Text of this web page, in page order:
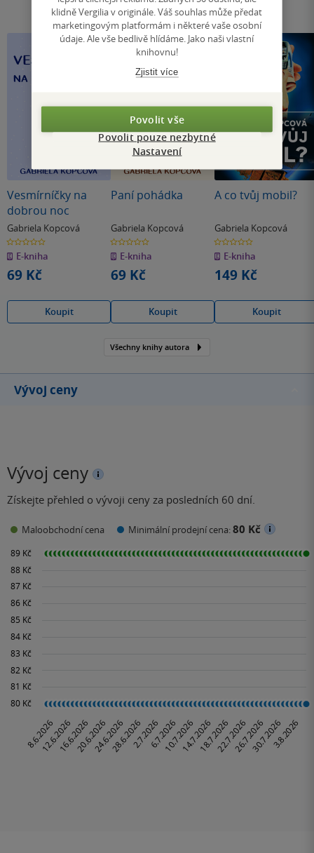
Vesmírníčky na
dobrou noc
Gabriela Kopcová
0.0
z
5
hvězdiček
E-kniha
69 Kč
Koupit
Paní pohádka
Gabriela Kopcová
0.0
z
5
hvězdiček
E-kniha
69 Kč
Koupit
A co tvůj mobil?
Gabriela Kopcová
0.0
z
5
hvězdiček
E-kniha
149 Kč
Koupit
Všechny knihy autora
Vývoj ceny
Vývoj ceny
Získejte přehled o vývoji ceny za posledních 60 dní.
Maloobchodní cena Minimální prodejní cena:80 Kč
klidně Vergilia v originále. Váš souhlas může předat
marketingovým platformám i některé vaše osobní
údaje. Ale vše bedlivě hlídáme. Jako naši vlastní
knihovnu!
Zjistit více
Povolit vše
Povolit pouze nezbytné
Nastavení